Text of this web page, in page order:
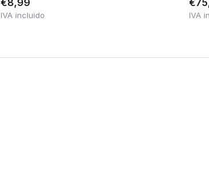
IVA incluido IVA